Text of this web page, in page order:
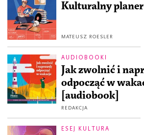
Kulturalny
MATEUSZ ROESLER
AUDIOBOOKI
Jak zwolnić i
odpocząć w
[audiobook]
REDAKCJA
ESEJ KULTURA